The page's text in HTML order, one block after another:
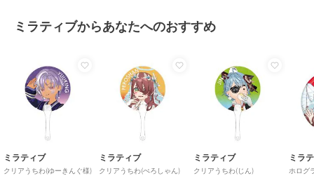
ミラティブからあなたへのおすすめ
ミラティブ
クリアうちわ(ゆーきんぐ様)
ミラティブ
クリアうちわ(ぺろしゃん)
ミラティブ
クリアうちわ(じん)
ミラ
ホログ